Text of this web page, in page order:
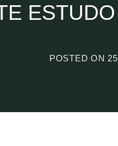
POSTED ON